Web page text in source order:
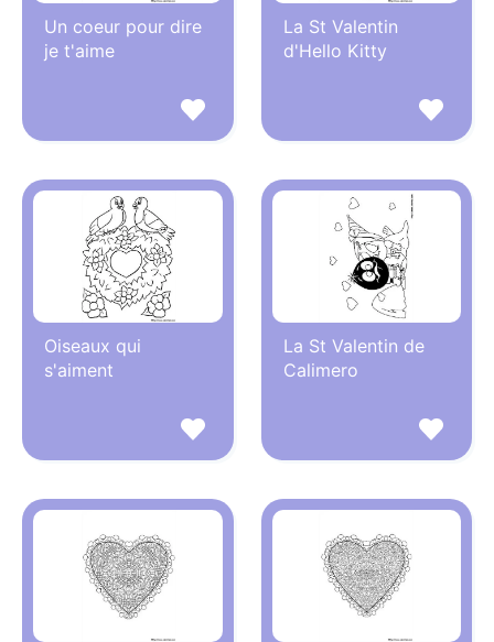
Un coeur pour dire
je t'aime
La St Valentin
d'Hello Kitty
Oiseaux qui
s'aiment
La St Valentin de
Calimero